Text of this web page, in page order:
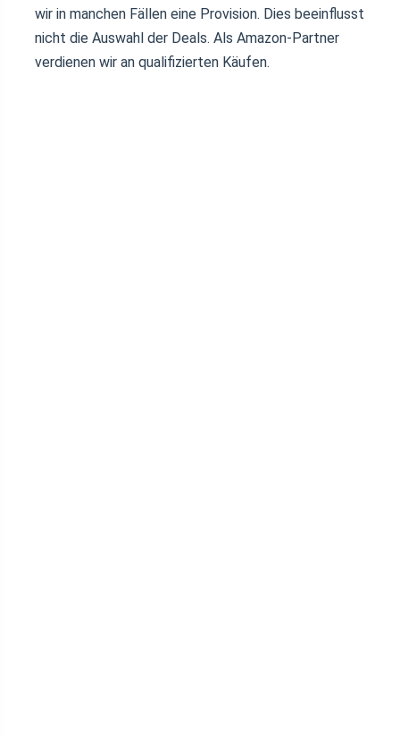
wir in manchen Fällen eine Provision. Dies beeinflusst
nicht die Auswahl der Deals. Als Amazon-Partner
verdienen wir an qualifizierten Käufen.